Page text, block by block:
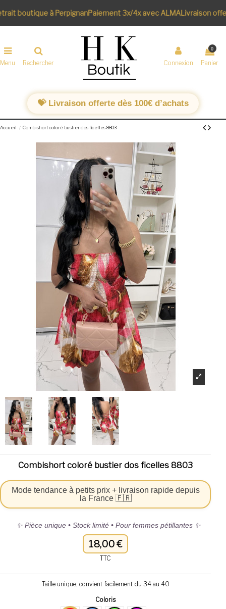
boutique à PerpignanPaiement 3x/4x avec ALMALivraison
Menu Rechercher Connexion
0
Panier
💝 Livraison offerte dès 100€ d’achats
Accueil Combishort coloré bustier dos ficelles 8803
Combishort coloré bustier dos ficelles 8803
Mode tendance à petits prix + livraison rapide depuis
la France 🇫🇷
✨ Pièce unique • Stock limité • Pour femmes pétillantes ✨
18,00 €
TTC
Taille unique, convient facilement du 34 au 40
Coloris